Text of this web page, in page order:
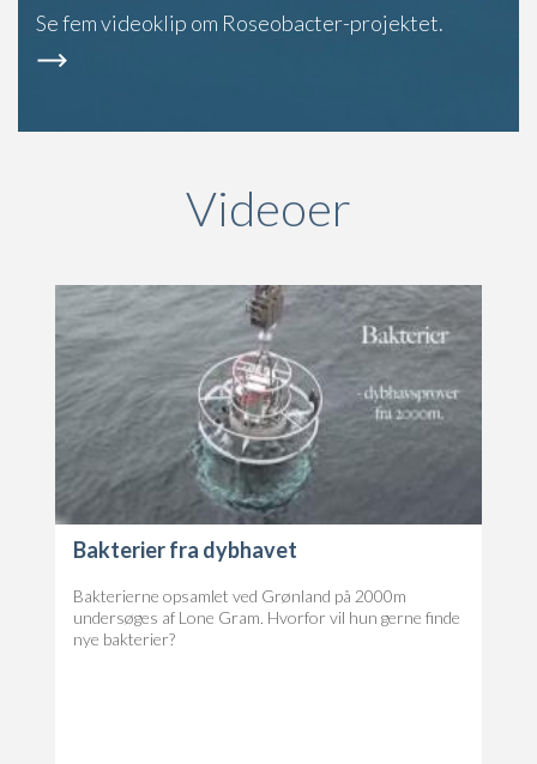
Se fem videoklip om Roseobacter-projektet.
Videoer
Bakterier fra dybhavet
Bakterierne opsamlet ved Grønland på 2000m
undersøges af Lone Gram. Hvorfor vil hun gerne finde
nye bakterier?